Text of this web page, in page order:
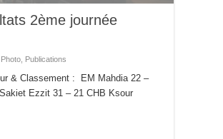
2ème journée
Photo Publications
& Classement : EM Mahdia 22 –
Ezzit 31 – 21 CHB Ksour